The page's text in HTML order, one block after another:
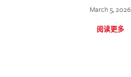
March 5, 2026
阅读更多